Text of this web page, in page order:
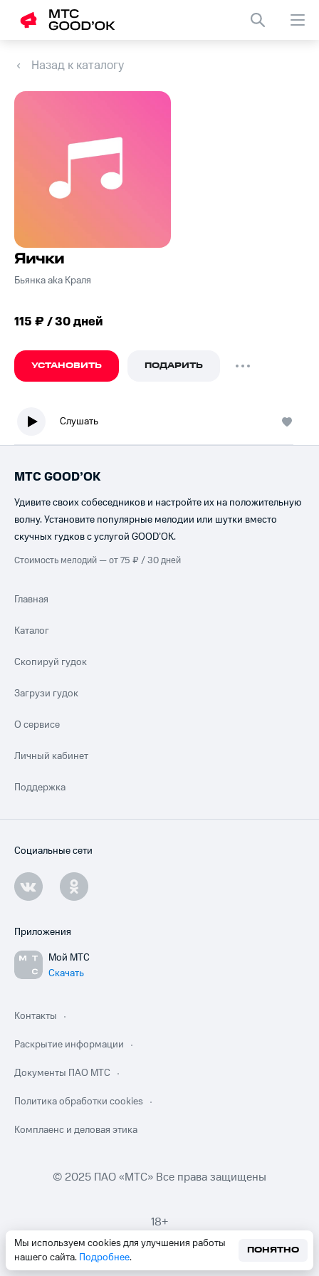
Назад к каталогу
Яички
Бьянка aka Краля
115 ₽ / 30 дней
УСТАНОВИТЬ ПОДАРИТЬ
Слушать
Мы используем cookies для улучшения работы
нашего сайта. Подробнее.
ПОНЯТНО
МТС GOOD’OK
Удивите своих собеседников и настройте их на положительную
волну. Установите популярные мелодии или шутки вместо
скучных гудков с услугой GOOD’OK.
Стоимость мелодий — от 75 ₽ / 30 дней
Главная
Каталог
Скопируй гудок
Загрузи гудок
О сервисе
Личный кабинет
Поддержка
Социальные сети
Приложения
Мой МТС
Скачать
Контакты
Раскрытие информации
Документы ПАО МТС
Политика обработки cookies
Комплаенс и деловая этика
© 2025 ПАО «МТС» Все права защищены
18+